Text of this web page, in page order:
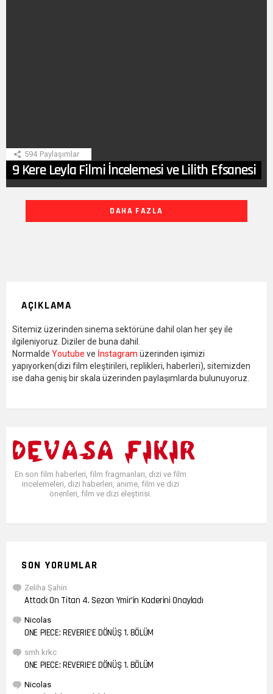
594 Paylaşımlar
9 Kere Leyla Filmi İncelemesi ve Lilith Efsanesi
DAHA FAZLA
AÇIKLAMA
Sitemiz üzerinden sinema sektörüne dahil olan her şey ile
ilgileniyoruz. Diziler de buna dahil.
Normalde Youtube ve İnstagram üzerinden işimizi
yapıyorken(dizi film eleştirileri, replikleri, haberleri), sitemizden
ise daha geniş bir skala üzerinden paylaşımlarda bulunuyoruz.
En son film haberleri, film fragmanları, dizi ve film
incelemeleri, dizi haberleri, anime, film ve dizi
önerileri, film ve dizi eleştirisi.
SON YORUMLAR
Zeliha Şahin
Attack On Titan 4. Sezon Ymir’in Kaderini Onayladı
Nicolas
ONE PIECE: REVERIE’E DÖNÜŞ 1. BÖLÜM
smh krkc
ONE PIECE: REVERIE’E DÖNÜŞ 1. BÖLÜM
Nicolas